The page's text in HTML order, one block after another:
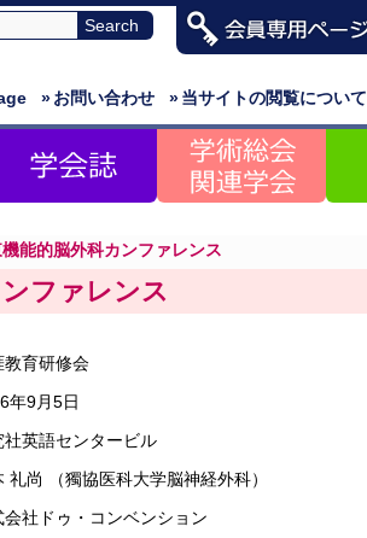
»当サイトの閲覧について
»お問い合わせ
能的脳外科カンファレンス
ファレンス
教育研修会
年9月5日
社英語センタービル
礼尚 （獨協医科大学脳神経外科）
会社ドゥ・コンベンション